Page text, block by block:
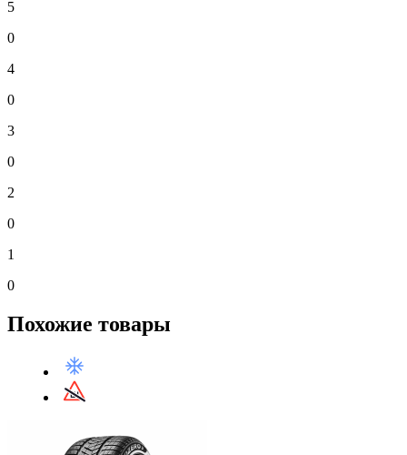
5
0
4
0
3
0
2
0
1
0
Похожие товары